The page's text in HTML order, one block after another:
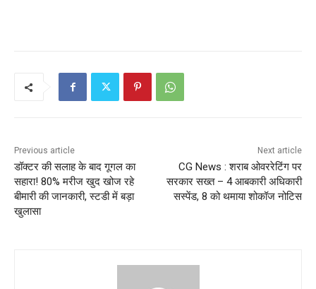
Previous article
डॉक्टर की सलाह के बाद गूगल का
सहारा! 80% मरीज खुद खोज रहे
बीमारी की जानकारी, स्टडी में बड़ा
खुलासा
Next article
CG News : शराब ओवररेटिंग पर
सरकार सख्त – 4 आबकारी अधिकारी
सस्पेंड, 8 को थमाया शोकॉज नोटिस